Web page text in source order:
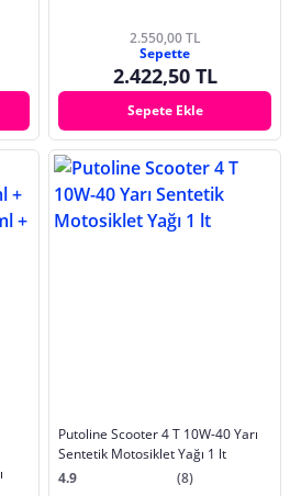
2.550,00 TL
Sepette
2.422,50 TL
Sepete Ekle
Putoline Scooter 4 T 10W-40 Yarı
Sentetik Motosiklet Yağı 1 lt
4.9
(8)